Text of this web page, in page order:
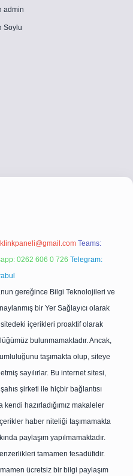
admin
Soylu
giriş
Teams:
0262 606 0 726 Telegram:
gereğince Bilgi Teknolojileri ve
bir Yer Sağlayıcı olarak
içerikleri proaktif olarak
bulunmamaktadır. Ancak,
taşımakta olup, siteye
sayılırlar. Bu internet sitesi,
şirketi ile hiçbir bağlantısı
hazırladığımız makaleler
haber niteliği taşımamakta
paylaşım yapılmamaktadır.
tamamen tesadüfidir.
ücretsiz bir bilgi paylaşım